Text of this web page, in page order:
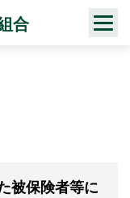
合
被保険者等に